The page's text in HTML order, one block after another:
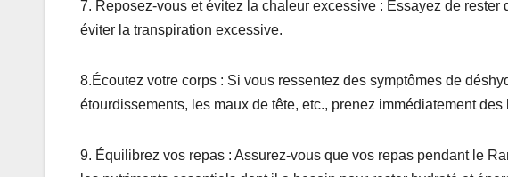
7. Reposez-vous et évitez la chaleur excessive : Essayez de
éviter la transpiration excessive.
8.Écoutez votre corps : Si vous ressentez des symptômes de
étourdissements, les maux de tête, etc., prenez immédiatement
9. Équilibrez vos repas : Assurez-vous que vos repas pendant le